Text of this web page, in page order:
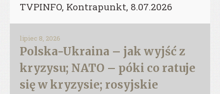
TVPINFO, Kontrapunkt, 8.07.2026
lipiec 8, 2026
Polska-Ukraina – jak wyjść z
kryzysu; NATO – póki co ratuje
się w kryzysie; rosyjskie